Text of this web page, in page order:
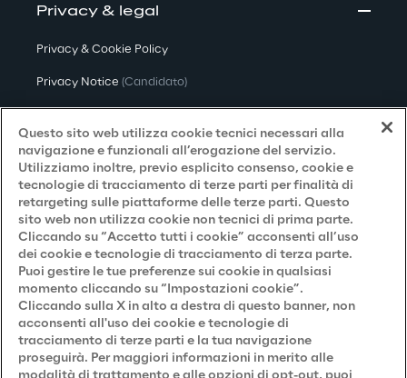
Privacy & legal
Privacy & Cookie Policy
Privacy Notice (Candidato)
Privacy Notice(Fornitore)
Privacy Notice (Marketing)
Accessibilità
Careers
Contacts
Questo sito web utilizza cookie tecnici necessari alla
navigazione e funzionali all’erogazione del servizio.
Utilizziamo inoltre, previo esplicito consenso, cookie e
tecnologie di tracciamento di terze parti per finalità di
retargeting sulle piattaforme delle terze parti. Questo
sito web non utilizza cookie non tecnici di prima parte.
Cliccando su “Accetto tutti i cookie” acconsenti all’uso
dei cookie e tecnologie di tracciamento di terza parte.
Puoi gestire le tue preferenze sui cookie in qualsiasi
momento cliccando su “Impostazioni cookie”.
Cliccando sulla X in alto a destra di questo banner, non
acconsenti all'uso dei cookie e tecnologie di
tracciamento di terze parti e la tua navigazione
proseguirà. Per maggiori informazioni in merito alle